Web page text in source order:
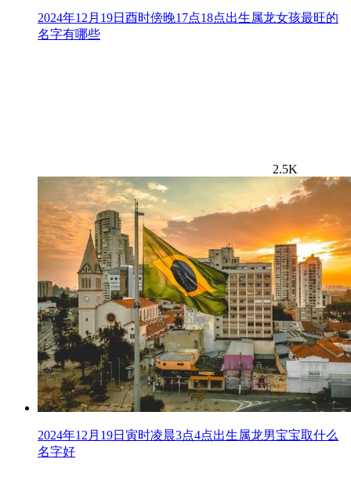
2024年12月19日酉时傍晚17点18点出生属龙女孩最旺的
名字有哪些
2.5K
2024年12月19日寅时凌晨3点4点出生属龙男宝宝取什么
名字好